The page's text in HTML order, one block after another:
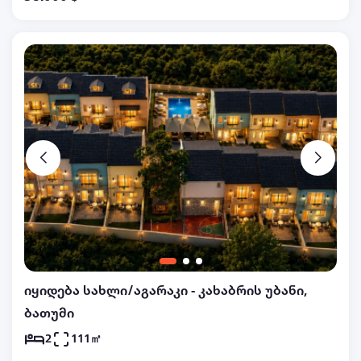
იდეალურია როგორც მუდმივი
საცხოვრებლისთვის, ასევე აგარაკად. 📐 მიწის
ფართობი: 1 694 კვ.მ. სახლის უპირატესობები: ✅
ევრორემონტი ✅ ბუნებრივი აირი,
ელექტროენერგია და მუდმივი ფატმასურის
წყალი ✅ ცალკე ვანა-ტუალეტი კარგ
მდგომარეობაში ✅ დახურული აივანი (ბალკონი) ✅
ინტერნეტის ხელმისაწვდომობა ✅ ასფალტის გზა
სახლამდე ✅ მანქანის გასაჩერებელი ადგილი
ეზოში 🌿 დიდი, მოვლილი და ნაყოფიერი ეზო,
სადაც გაშენებულია შანიძის ვენახი, სხვადასხვა
სახეობის ხეხილი, მათ შორის კაკლები და 40 ძირი
ალუჩა. ეზო იდეალურია როგორც
დასვენებისთვის, ასევე მეურნეობის მოსაწყობად.
სახლი მდებარეობს მშვიდ, ეკოლოგიურად სუფთა
იყიდება სახლი/აგარაკი - კახაბრის უბანი,
ბათუმი
2 111㎡